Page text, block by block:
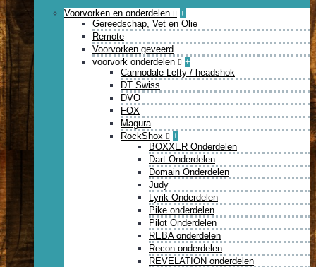
Voorvorken en onderdelen
+
Gereedschap, Vet en Olie
Remote
Voorvorken geveerd
voorvork onderdelen
+
Cannodale Lefty / headshok
DT Swiss
DVO
FOX
Magura
RockShox
+
BOXXER Onderdelen
Dart Onderdelen
Domain Onderdelen
Judy
Lyrik Onderdelen
Pike onderdelen
Pilot Onderdelen
REBA onderdelen
Recon onderdelen
REVELATION onderdelen